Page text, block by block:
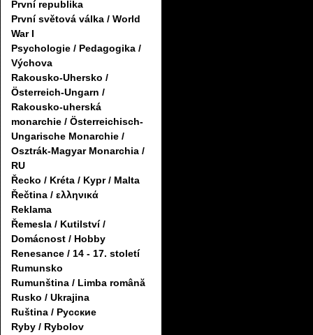
První republika
První světová válka / World
War I
Psychologie / Pedagogika /
Výchova
Rakousko-Uhersko /
Österreich-Ungarn /
Rakousko-uherská
monarchie / Österreichisch-
Ungarische Monarchie /
Osztrák-Magyar Monarchia /
RU
Řecko / Kréta / Kypr / Malta
Řečtina / ελληνικά
Reklama
Řemesla / Kutilství /
Domácnost / Hobby
Renesance / 14 - 17. století
Rumunsko
Rumunština / Limba română
Rusko / Ukrajina
Ruština / Русские
Ryby / Rybolov